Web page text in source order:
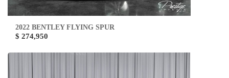
2022 BENTLEY FLYING SPUR
$ 274,950